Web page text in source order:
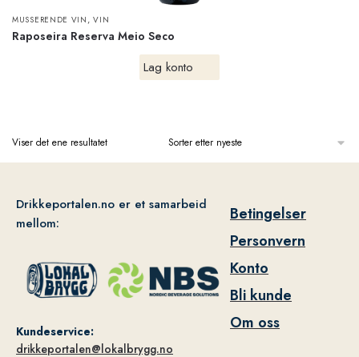
MUSSERENDE VIN ,VIN
Raposeira Reserva Meio Seco
Lag konto
Viser det ene resultatet
Drikkeportalen.no er et samarbeid
mellom:
Kundeservice:
drikkeportalen@lokalbrygg.no
Betingelser
Personvern
Konto
Bli kunde
Om oss